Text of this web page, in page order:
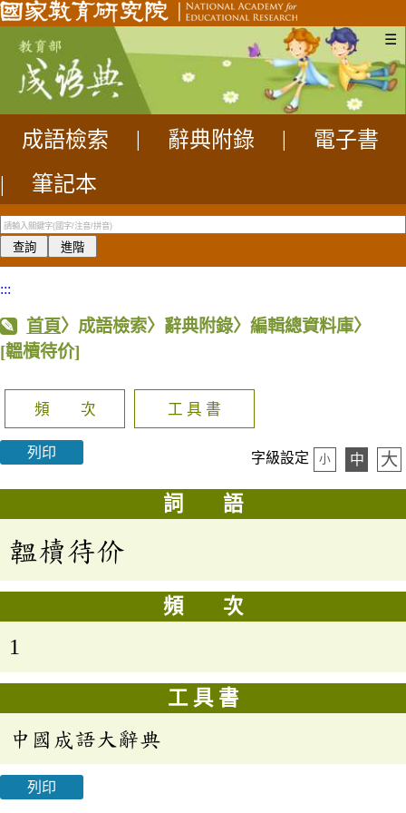
☰
成語檢索 辭典附錄
電子書
|
筆記本
:::
首頁〉成語檢索〉辭典附錄〉編輯總資料庫〉
[韞櫝待价]
頻 次 工 具 書
列印 字級設定 小 中 大
詞 語
韞櫝待价
頻 次
1
工 具 書
中國成語大辭典
列印